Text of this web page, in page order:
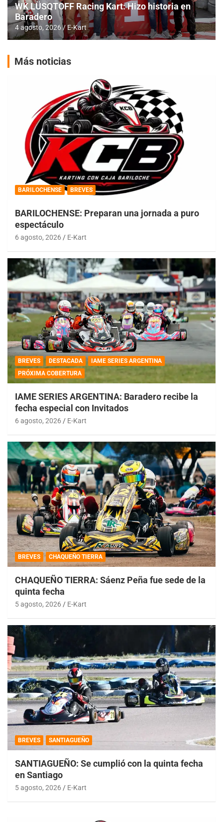
WK LÜSQTOFF Racing Kart: Hizo historia en
Baradero
4 agosto, 2026 E-Kart
Más noticias
BARILOCHENSE BREVES
BARILOCHENSE: Preparan una jornada a puro
espectáculo
6 agosto, 2026 E-Kart
BREVES DESTACADA
IAME SERIES ARGENTINA
PRÓXIMA COBERTURA
IAME SERIES ARGENTINA: Baradero recibe la
fecha especial con Invitados
6 agosto, 2026 E-Kart
BREVES CHAQUEÑO TIERRA
CHAQUEÑO TIERRA: Sáenz Peña fue sede de la
quinta fecha
5 agosto, 2026 E-Kart
BREVES SANTIAGUEÑO
SANTIAGUEÑO: Se cumplió con la quinta fecha
en Santiago
5 agosto, 2026 E-Kart